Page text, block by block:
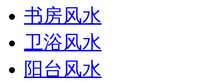
书房风水
卫浴风水
阳台风水